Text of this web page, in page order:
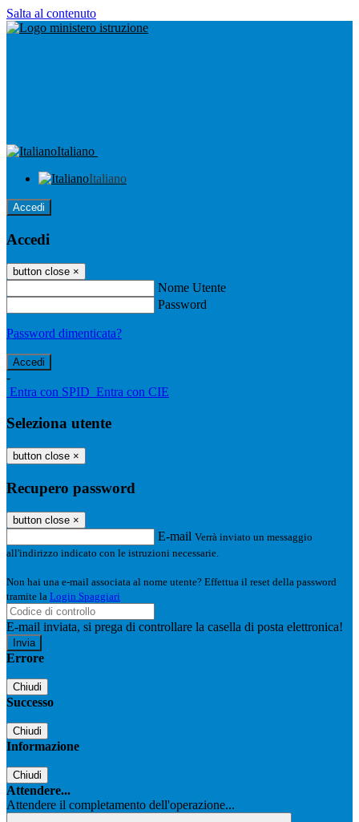
Salta al contenuto
Italiano
Italiano
Accedi
Accedi
button close ×
Nome Utente
Password
Password dimenticata?
-
Entra con SPID Entra con CIE
Seleziona utente
button close ×
Recupero password
button close ×
E-mail Verrà inviato un messaggio
all'indirizzo indicato con le istruzioni necessarie.
Non hai una e-mail associata al nome utente? Effettua il reset della password
tramite la Login Spaggiari
E-mail inviata, si prega di controllare la casella di posta elettronica!
Errore
Chiudi
Successo
Chiudi
Informazione
Chiudi
Attendere...
Attendere il completamento dell'operazione...